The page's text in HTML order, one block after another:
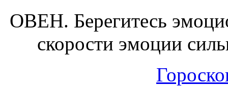
ОВЕН. Берегитесь
скорости эмоции